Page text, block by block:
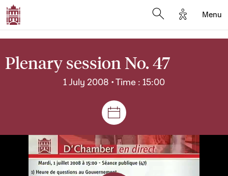
Options
Menu
Plenary session No. 47
1 July 2008 • Time : 15:00
Sessions and meetings